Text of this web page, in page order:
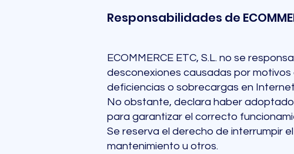
Responsabilidades de
ECOMMERCE ETC, S.L. no se
desconexiones causadas por
deficiencias o sobrecargas en
No obstante, declara haber
para garantizar el correcto
Se reserva el derecho de interrumpir
mantenimiento u otros.